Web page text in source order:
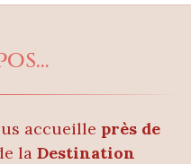
accueille près de
la Destination